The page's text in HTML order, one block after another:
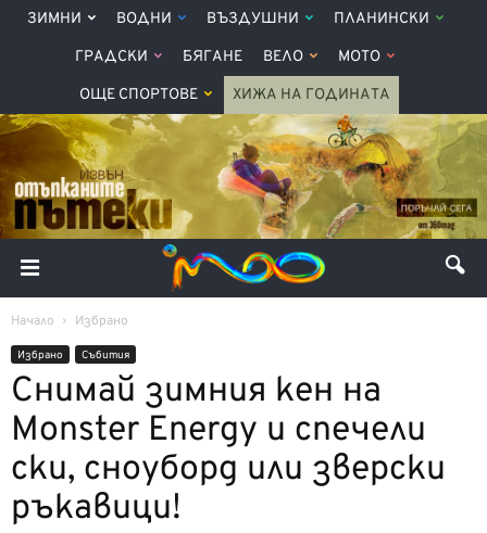
ЗИМНИ ВОДНИ ВЪЗДУШНИ ПЛАНИНСКИ
ГРАДСКИ БЯГАНЕ ВЕЛО МОТО
ОЩЕ СПОРТОВЕ ХИЖА НА ГОДИНАТА
Начало Избрано
Избрано Събития
Снимай зимния кен на
Monster Energy и спечели
ски, сноуборд или зверски
ръкавици!